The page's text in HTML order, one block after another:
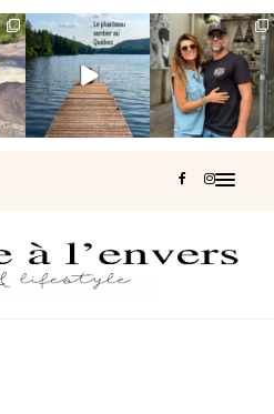
Et si je te disais
qu’il existe un
sentier où tu...
126 37
Montréal, une
très belle
surprise 🇨🇦
442